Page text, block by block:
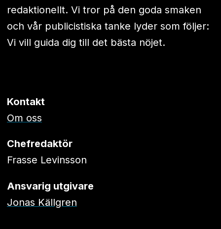
redaktionellt. Vi tror på den goda smaken
och vår publicistiska tanke lyder som följer:
Vi vill guida dig till det bästa nöjet.
Kontakt
Om oss
Chefredaktör
Frasse Levinsson
Ansvarig utgivare
Jonas Källgren